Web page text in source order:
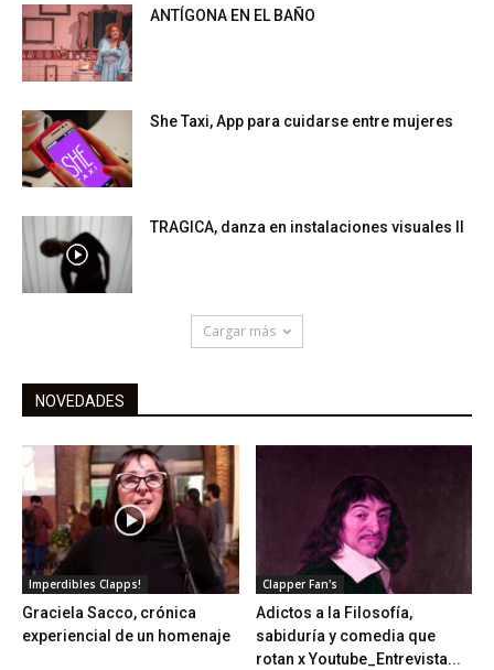
ANTÍGONA EN EL BAÑO
She Taxi, App para cuidarse entre mujeres
TRAGICA, danza en instalaciones visuales II
Cargar más
NOVEDADES
Imperdibles Clapps!
Graciela Sacco, crónica
experiencial de un homenaje
Clapper Fan's
Adictos a la Filosofía,
sabiduría y comedia que
rotan x Youtube_Entrevista...